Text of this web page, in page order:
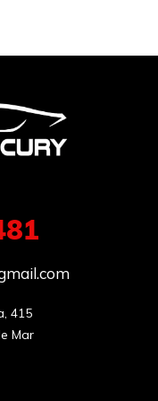
415
Mar